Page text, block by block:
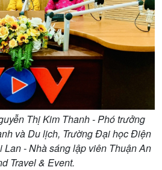
Nông nghiệp & Biển đảo
Tin Nông nghiệp & Biển
đảo
Mùa vàng
Biển đảo Việt Nam
Tâm tình biên giới và hải
đảo
Tìm hiểu biển, đảo Việt
Thị Kim Thanh - Phó trưởng
và Du lịch, Trường Đại học Điện
- Nhà sáng lập viên Thuận An
Travel & Event.